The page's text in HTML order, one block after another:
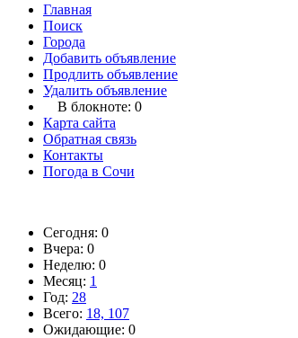
Главная
Поиск
Города
Добавить объявление
Продлить объявление
Удалить объявление
В блокноте: 0
Карта сайта
Обратная связь
Контакты
Погода в Сочи
Сегодня: 0
Вчера: 0
Неделю: 0
Месяц: 1
Год: 28
Всего: 18, 107
Ожидающие: 0